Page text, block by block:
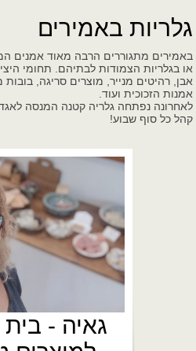
גלריות באמירים
באמירים מתגוררים הרבה מאוד אמנים
או בגלריות הצמודות לבתיהם. תחומי
אבן, רהיטים מנייר, מוצרים סריגה, בובות
אמנות הזכוכית ועוד.
לאחרונה נפתחה גלריה קטנה המנסה
קהל כל סוף שבוע!
גאיה -